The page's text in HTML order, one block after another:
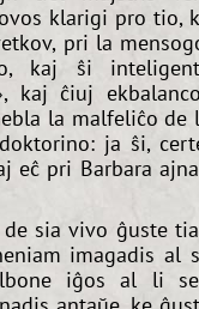
klarigi pro tio,
pri la
kaj ŝi
kaj ĉiuj
la malfeliĉo de
ja ŝi,
eĉ pri Barbara
sia vivo ĝuste
imagadis al
iĝos al li